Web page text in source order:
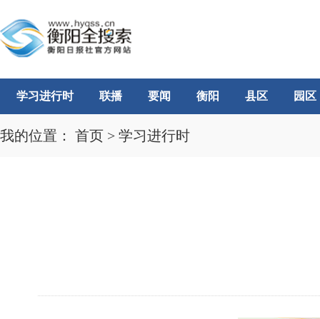
学习进行时 联播 要闻 衡阳 县区 园区
我的位置： 首页 > 学习进行时